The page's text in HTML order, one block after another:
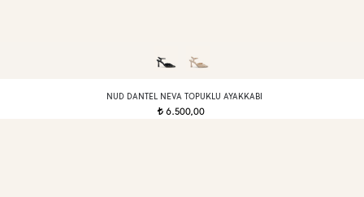
NUD DANTEL NEVA TOPUKLU AYAKKABI
t 6.500,00